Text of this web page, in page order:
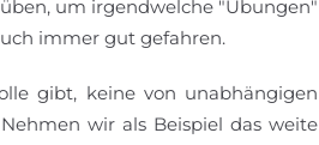
um irgendwelche "Übungen"
immer gut gefahren.
gibt, keine von unabhängigen
wir als Beispiel das weite